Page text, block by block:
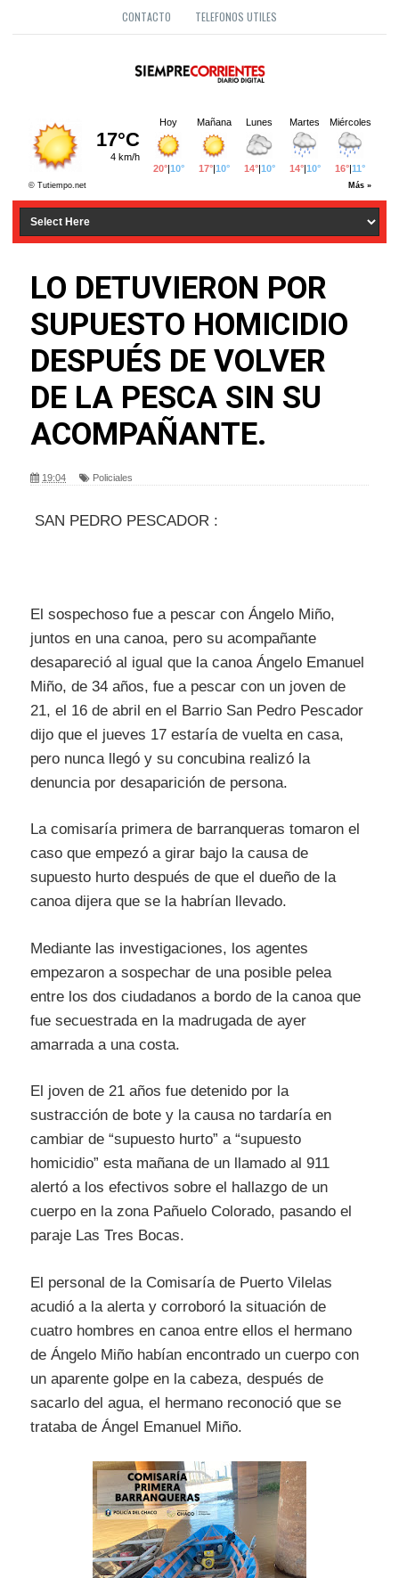
CONTACTO TELEFONOS UTILES
LO DETUVIERON POR
SUPUESTO HOMICIDIO
DESPUÉS DE VOLVER
DE LA PESCA SIN SU
ACOMPAÑANTE.
19:04 Policiales
SAN PEDRO PESCADOR :
El sospechoso fue a pescar con Ángelo Miño,
juntos en una canoa, pero su acompañante
desapareció al igual que la canoa Ángelo Emanuel
Miño, de 34 años, fue a pescar con un joven de
21, el 16 de abril en el Barrio San Pedro Pescador
dijo que el jueves 17 estaría de vuelta en casa,
pero nunca llegó y su concubina realizó la
denuncia por desaparición de persona.
La comisaría primera de barranqueras tomaron el
caso que empezó a girar bajo la causa de
supuesto hurto después de que el dueño de la
canoa dijera que se la habrían llevado.
Mediante las investigaciones, los agentes
empezaron a sospechar de una posible pelea
entre los dos ciudadanos a bordo de la canoa que
fue secuestrada en la madrugada de ayer
amarrada a una costa.
El joven de 21 años fue detenido por la
sustracción de bote y la causa no tardaría en
cambiar de “supuesto hurto” a “supuesto
homicidio” esta mañana de un llamado al 911
alertó a los efectivos sobre el hallazgo de un
cuerpo en la zona Pañuelo Colorado, pasando el
paraje Las Tres Bocas.
El personal de la Comisaría de Puerto Vilelas
acudió a la alerta y corroboró la situación de
cuatro hombres en canoa entre ellos el hermano
de Ángelo Miño habían encontrado un cuerpo con
un aparente golpe en la cabeza, después de
sacarlo del agua, el hermano reconoció que se
trataba de Ángel Emanuel Miño.